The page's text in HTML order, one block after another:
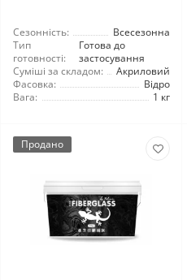
Сезонність:
Всесезонна
Тип
готовності:
Готова до
застосування
Суміші за складом:
Акриловий
Фасовка:
Відро
Вага:
1 кг
Продано